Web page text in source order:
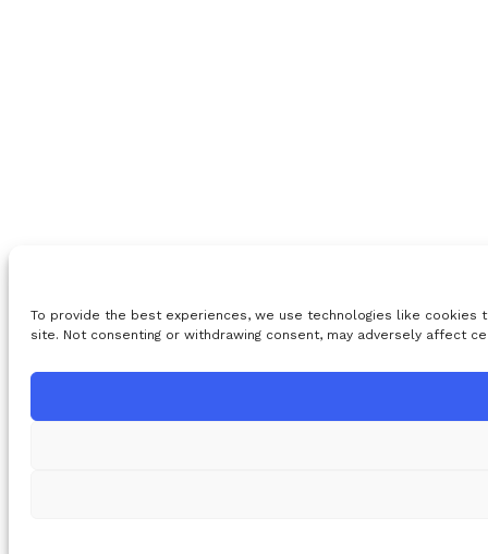
To provide the best experiences, we use technologies like
site. Not consenting or withdrawing consent, may adversely affect